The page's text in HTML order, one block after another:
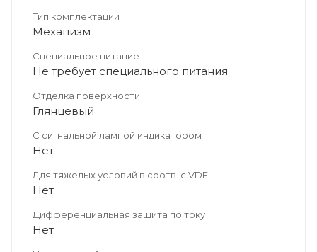
Тип комплектации
Механизм
Специальное питание
Не требует специального питания
Отделка поверхности
Глянцевый
С сигнальной лампой индикатором
Нет
Для тяжелых условий в соотв. с VDE
Нет
Дифференциальная защита по току
Нет